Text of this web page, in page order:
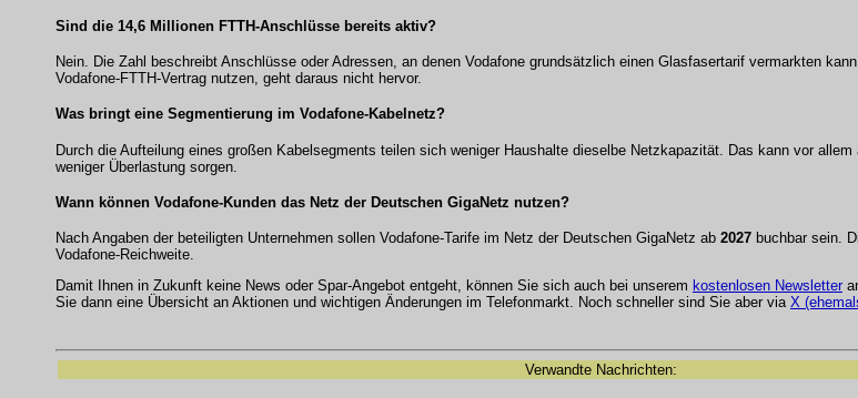
Sind die 14,6 Millionen FTTH-Anschlüsse bereits aktiv?
Nein. Die Zahl beschreibt Anschlüsse oder Adressen, an denen Vodafone grundsätzlich einen Glasfasertarif vermarkten
Vodafone-FTTH-Vertrag nutzen, geht daraus nicht hervor.
Was bringt eine Segmentierung im Vodafone-Kabelnetz?
Durch die Aufteilung eines großen Kabelsegments teilen sich weniger Haushalte dieselbe Netzkapazität. Das kann vor
weniger Überlastung sorgen.
Wann können Vodafone-Kunden das Netz der Deutschen GigaNetz nutzen?
Nach Angaben der beteiligten Unternehmen sollen Vodafone-Tarife im Netz der Deutschen GigaNetz ab 2027 buchbar sein.
Vodafone-Reichweite.
Damit Ihnen in Zukunft keine News oder Spar-Angebot entgeht, können Sie sich auch bei unserem kostenlosen Newsletter
Sie dann eine Übersicht an Aktionen und wichtigen Änderungen im Telefonmarkt. Noch schneller sind Sie aber via X
Verwandte Nachrichten: